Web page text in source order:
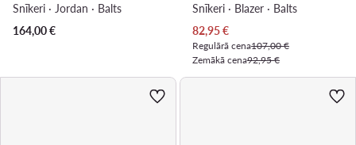
Snīkeri · Jordan · Balts
164,00€
Snīkeri · Blazer · Balts
Pašreizējā cena
82,95€
Regulārā cena107,00 €
Zemākā cena92,95 €